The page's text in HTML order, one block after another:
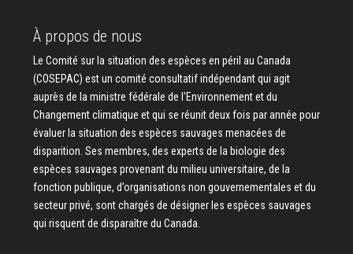
À propos de nous
Le Comité sur la situation des espèces en péril au Canada
(COSEPAC) est un comité consultatif indépendant qui agit
auprès de la ministre fédérale de l’Environnement et du
Changement climatique et qui se réunit deux fois par année pour
évaluer la situation des espèces sauvages menacées de
disparition. Ses membres, des experts de la biologie des
espèces sauvages provenant du milieu universitaire, de la
fonction publique, d’organisations non gouvernementales et du
secteur privé, sont chargés de désigner les espèces sauvages
qui risquent de disparaître du Canada.